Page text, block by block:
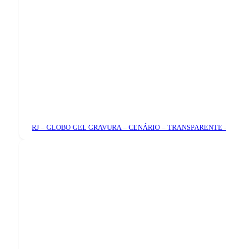
RJ – GLOBO GEL GRAVURA – CENÁRIO – TRANSPARENTE